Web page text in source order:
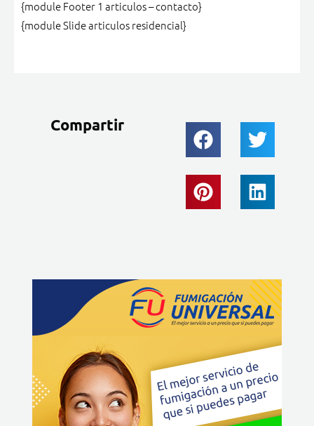
{module Footer 1 articulos – contacto}
{module Slide articulos residencial}
Compartir